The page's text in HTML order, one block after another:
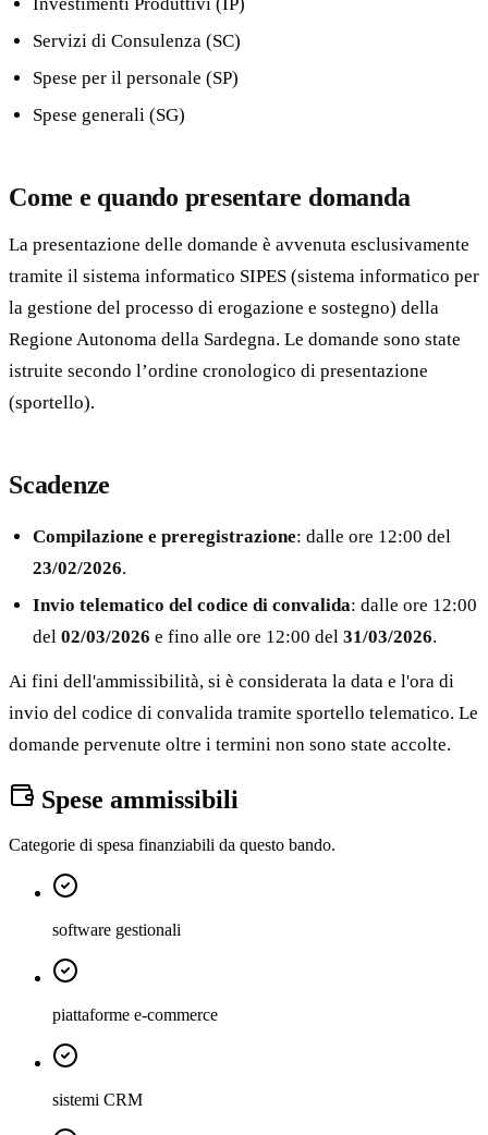
Investimenti Produttivi (IP)
Servizi di Consulenza (SC)
Spese per il personale (SP)
Spese generali (SG)
Come e quando presentare domanda
La presentazione delle domande è avvenuta esclusivamente
tramite il sistema informatico SIPES (sistema informatico per
la gestione del processo di erogazione e sostegno) della
Regione Autonoma della Sardegna. Le domande sono state
istruite secondo l’ordine cronologico di presentazione
(sportello).
Scadenze
Compilazione e preregistrazione: dalle ore 12:00 del
23/02/2026.
Invio telematico del codice di convalida: dalle ore 12:00
del02/03/2026 e fino alle ore 12:00 del31/03/2026.
Ai fini dell'ammissibilità, si è considerata la data e l'ora di
invio del codice di convalida tramite sportello telematico. Le
domande pervenute oltre i termini non sono state accolte.
Spese ammissibili
Categorie di spesa finanziabili da questo bando.
software gestionali
piattaforme e-commerce
sistemi CRM